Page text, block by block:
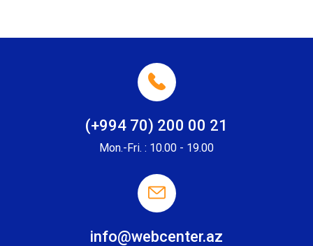
(+994 70) 200 00 21
Mon.-Fri. : 10.00 - 19.00
info@webcenter.az